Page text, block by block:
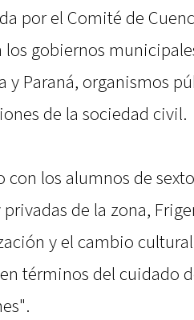
por el Comité de
gobiernos
y Paraná, organismos
de la sociedad civil.
con los alumnos de
de la zona,
y el cambio
términos del cuidado